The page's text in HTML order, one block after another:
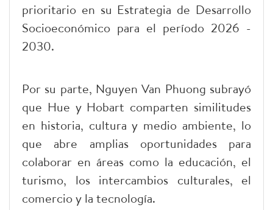
prioritario en su Estrategia de Desarrollo
Socioeconómico para el período 2026 -
2030.
Por su parte, Nguyen Van Phuong subrayó
que Hue y Hobart comparten similitudes
en historia, cultura y medio ambiente, lo
que abre amplias oportunidades para
colaborar en áreas como la educación, el
turismo, los intercambios culturales, el
comercio y la tecnología.